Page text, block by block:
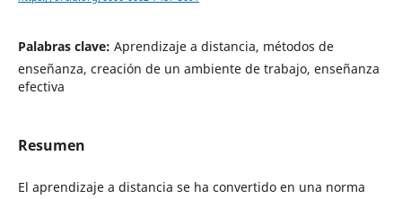
Palabras clave: Aprendizaje a distancia, métodos de
enseñanza, creación de un ambiente de trabajo, enseñanza
efectiva
Resumen
El aprendizaje a distancia se ha convertido en una norma